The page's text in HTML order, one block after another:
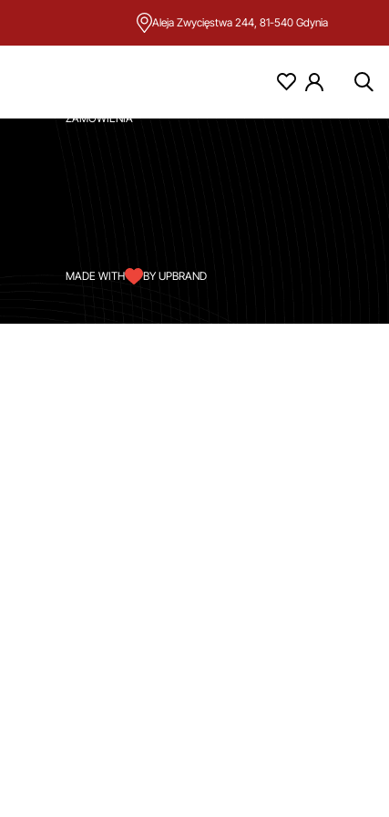
Aleja Zwycięstwa 244, 81-540 Gdynia
ZAMÓWIENIA
MADE WITH BY UPBRAND